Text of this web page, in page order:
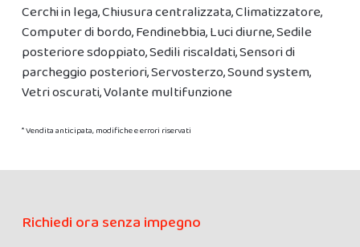
Cerchi in lega, Chiusura centralizzata, Climatizzatore,
Computer di bordo, Fendinebbia, Luci diurne, Sedile
posteriore sdoppiato, Sedili riscaldati, Sensori di
parcheggio posteriori, Servosterzo, Sound system,
Vetri oscurati, Volante multifunzione
* Vendita anticipata, modifiche e errori riservati
Richiedi ora senza impegno